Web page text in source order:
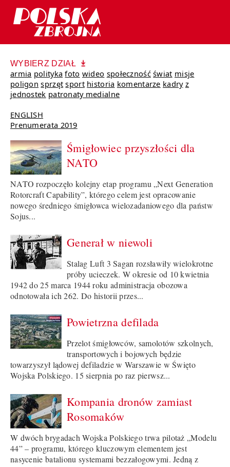
WYBIERZ DZIAŁ
armia polityka foto wideo społeczność świat misje
poligon sprzęt sport historia komentarze kadry z
jednostek patronaty medialne
ENGLISH
Prenumerata 2019
Śmigłowiec przyszłości dla
NATO
NATO rozpoczęło kolejny etap programu „Next Generation
Rotorcraft Capability”, którego celem jest opracowanie
nowego średniego śmigłowca wielozadaniowego dla państw
Sojus...
Generał w niewoli
Stalag Luft 3 Sagan rozsławiły wielokrotne
próby ucieczek. W okresie od 10 kwietnia
1942 do 25 marca 1944 roku administracja obozowa
odnotowała ich 262. Do historii przes...
Powietrzna defilada
Przelot śmigłowców, samolotów szkolnych,
transportowych i bojowych będzie
towarzyszył lądowej defiladzie w Warszawie w Święto
Wojska Polskiego. 15 sierpnia po raz pierwsz...
Kompania dronów zamiast
Rosomaków
W dwóch brygadach Wojska Polskiego trwa pilotaż „Modelu
44” – programu, którego kluczowym elementem jest
nasycenie batalionu systemami bezzałogowymi. Jedną z